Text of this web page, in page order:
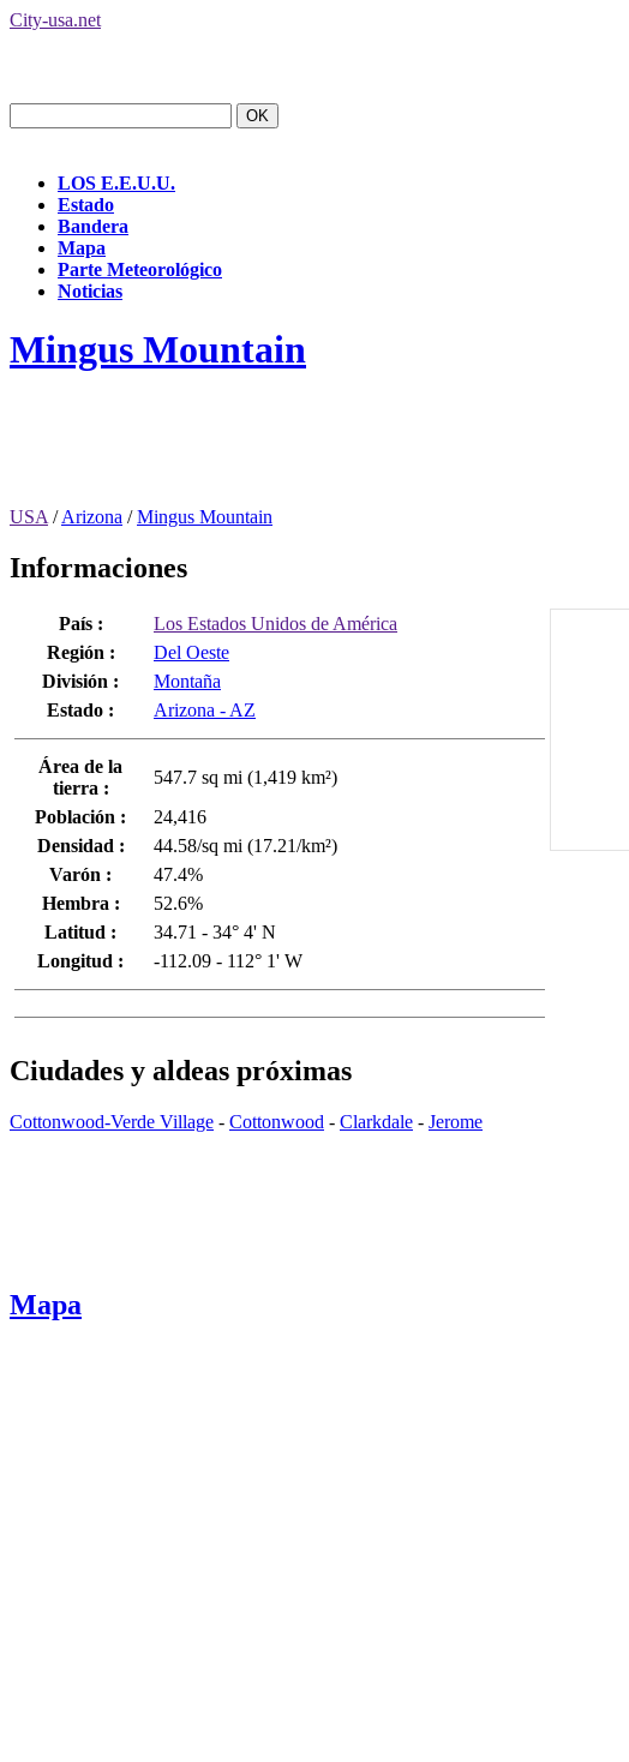
City-usa.net
LOS E.E.U.U.
Estado
Bandera
Mapa
Parte Meteorológico
Noticias
Mingus Mountain
USA /Arizona /Mingus Mountain
Informaciones
País :
Los Estados Unidos de América
Región :
Del Oeste
División :
Montaña
Estado :
Arizona - AZ
Área de la
tierra :
547.7 sq mi (1,419 km²)
Población :
24,416
Densidad :
44.58/sq mi (17.21/km²)
Varón :
47.4%
Hembra :
52.6%
Latitud :
34.71 - 34° 4' N
Longitud :
-112.09 - 112° 1' W
Ciudades y aldeas próximas
Cottonwood-Verde Village - Cottonwood - Clarkdale - Jerome
Mapa